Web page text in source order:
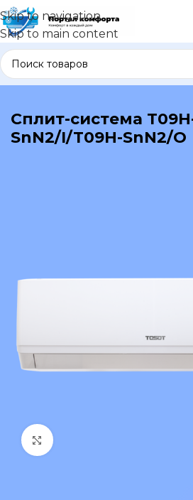
Skip to navigation
Skip to main content
В каталог
Сплит-система
SnN2/I/T09H-SnN2/O
Нажмите, чтобы